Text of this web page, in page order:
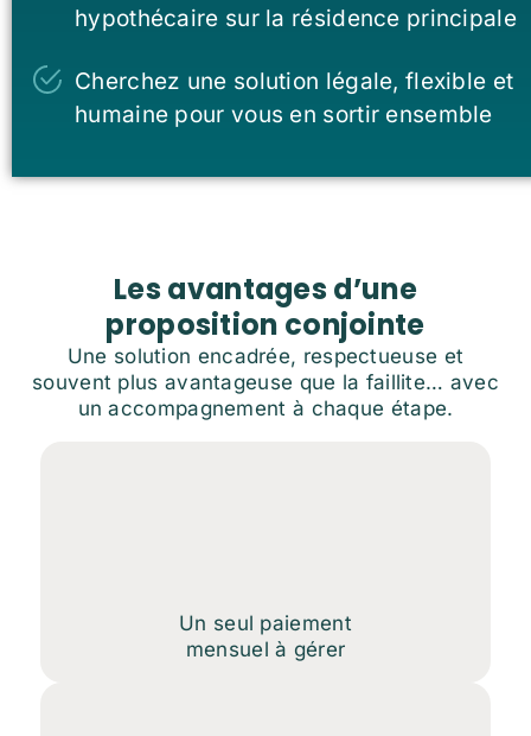
hypothécaire sur la résidence principale
Cherchez une solution légale, flexible et
humaine pour vous en sortir ensemble
Les avantages d’une
proposition conjointe
Une solution encadrée, respectueuse et
souvent plus avantageuse que la faillite… avec
un accompagnement à chaque étape.
Un seul paiement
mensuel à gérer